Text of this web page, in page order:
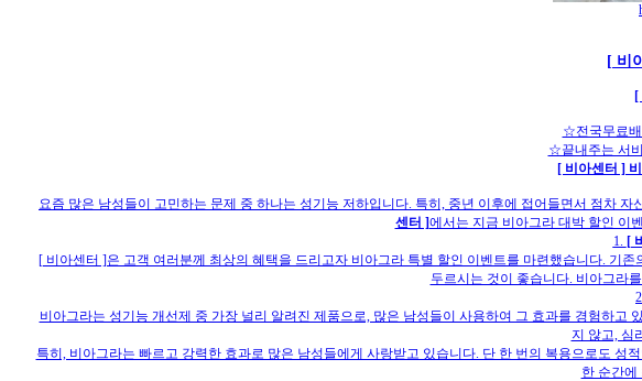
[ 비
[
☆전국무료
☆끝내주는 서
[ 비아센터 ]
요즘 많은 남성들이 고민하는 문제 중 하나는 성기능 저하입니다. 특히, 중년 이후에 접어들면서 점차
센터 ]에서는 지금 비아그라 대박 할인 이
1. [
[ 비아센터 ]은 고객 여러분께 최상의 혜택을 드리고자 비아그라 특별 할인 이벤트를 마련했습니다. 기
두르시는 것이 좋습니다. 비아그라
비아그라는 성기능 개선제 중 가장 널리 알려진 제품으로, 많은 남성들이 사용하여 그 효과를 경험하
지 않고, 심
특히, 비아그라는 빠르고 강력한 효과로 많은 남성들에게 사랑받고 있습니다. 단 한 번의 복용으로도
한 순간에